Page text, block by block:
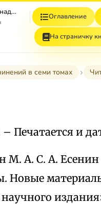
Том 7. Книга 1. Автобиографии, надписи и др Оглавление
На страничку
в семи томах
– Печатается и
М. А. С. А.
Новые